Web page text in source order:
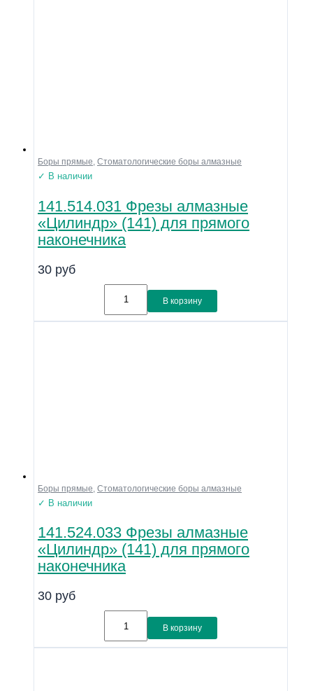
Боры прямые, Стоматологические боры алмазные
✓ В наличии
141.514.031 Фрезы алмазные
«Цилиндр» (141) для прямого
наконечника
30 руб
В корзину
Боры прямые Стоматологические боры алмазные
✓ В наличии
141.524.033 Фрезы алмазные
«Цилиндр» (141) для прямого
наконечника
30 руб
В корзину